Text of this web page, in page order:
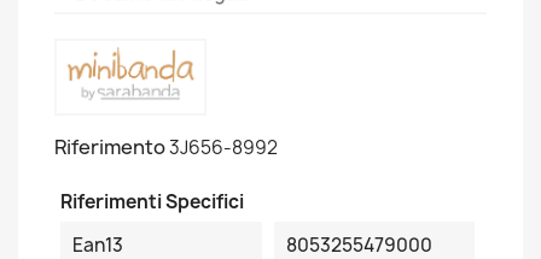
Riferimento3J656-8992
Riferimenti Specifici
Ean13
8053255479000